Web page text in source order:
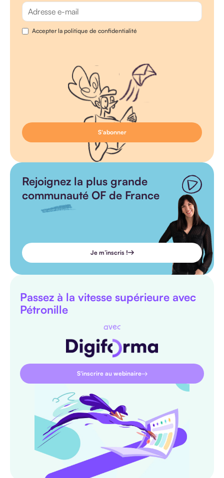
Accepter la politique de confidentialité
Rejoignez la plus grande
communauté OF de France
Je m’inscris !
Passez à la vitesse supérieure avec
Pétronille
avec
S'inscrire au webinaire